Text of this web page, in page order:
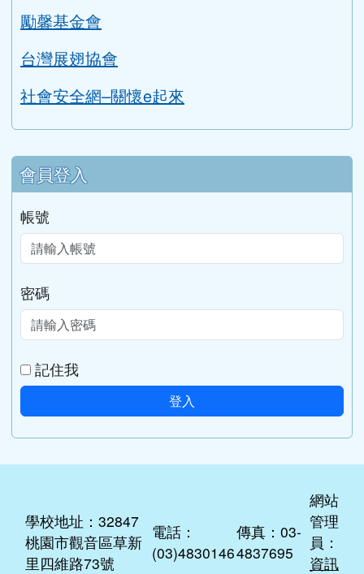
公開授課時間表
公開授課實施辦法
草漯國中性平專區
教育部性別平等全球資訊網
家庭暴力暨性侵害防治中心
勵馨基金會
台灣展翅協會
社會安全網–關懷e起來
會員登入
密碼